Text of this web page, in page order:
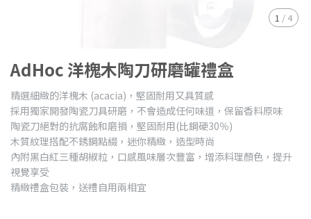
1 / 4
AdHoc 洋槐木陶刀研磨罐禮盒
精選細緻的洋槐木 (acacia)，堅固耐用又具質感
採用獨家開發陶瓷刀具研磨，不會造成任何味道，保留香料原味
陶瓷刀絕對的抗腐蝕和磨損，堅固耐用(比鋼硬30％)
木質紋理搭配不銹鋼點綴，迷你精緻，造型時尚
內附黑白紅三種胡椒粒，口感風味層次豐富，增添料理顏色，提升
視覺享受
精緻禮盒包裝，送禮自用兩相宜